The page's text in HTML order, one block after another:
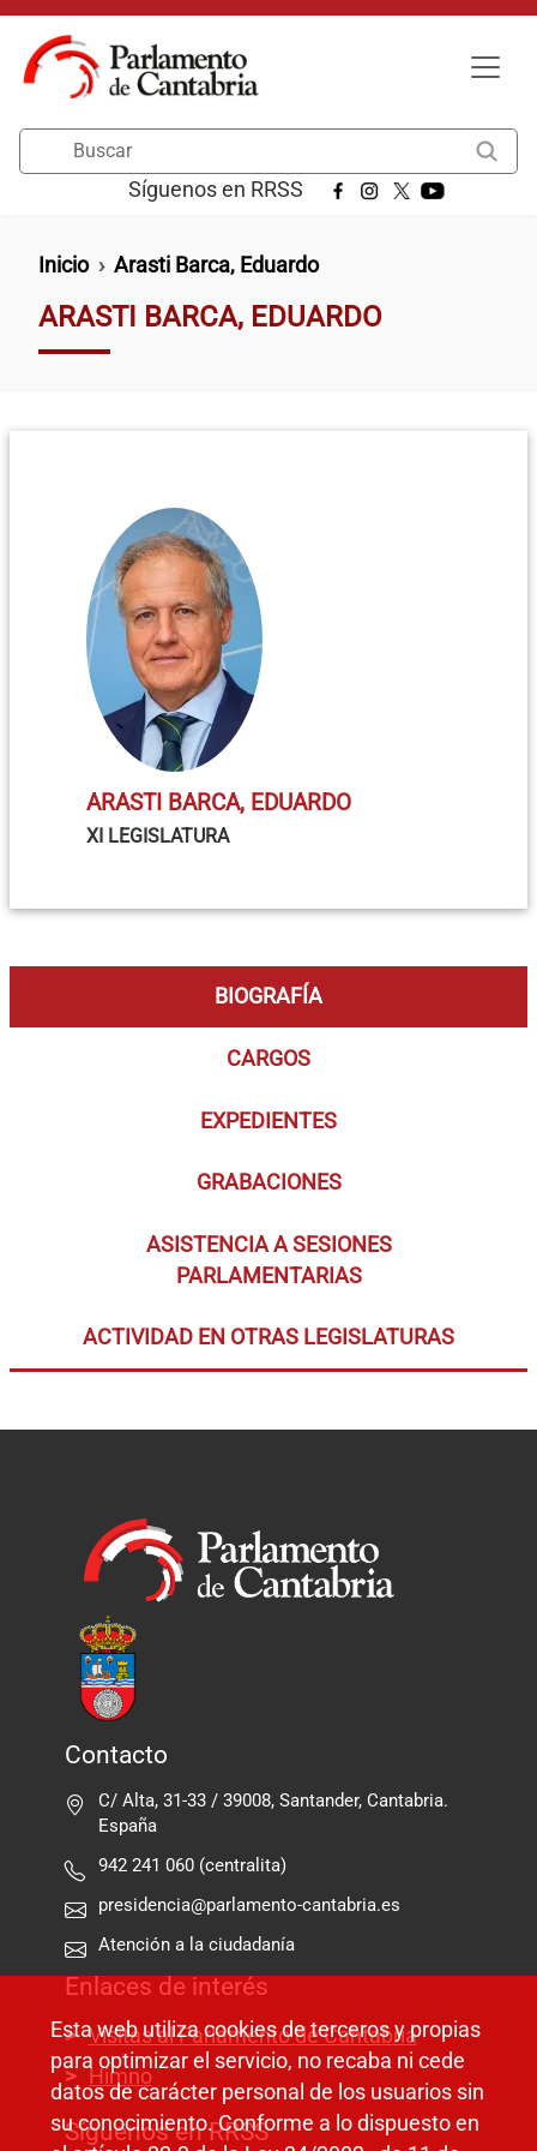
Pasar al contenido principal
Síguenos en RRSS
Ruta de navegación
Inicio Arasti Barca, Eduardo
ARASTI BARCA, EDUARDO
ARASTI BARCA, EDUARDO
XI LEGISLATURA
BIOGRAFÍA
CARGOS
EXPEDIENTES
GRABACIONES
ASISTENCIA A SESIONES
PARLAMENTARIAS
ACTIVIDAD EN OTRAS LEGISLATURAS
Contacto
C/ Alta, 31-33 / 39008, Santander, Cantabria.
España
942 241 060 (centralita)
presidencia@parlamento-cantabria.es
Atención a la ciudadanía
Enlaces de interés
Visitas al Parlamento de Cantabria
Himno
Síguenos en RRSS
Esta web utiliza cookies de terceros y propias
para optimizar el servicio, no recaba ni cede
datos de carácter personal de los usuarios sin
su conocimiento. Conforme a lo dispuesto en